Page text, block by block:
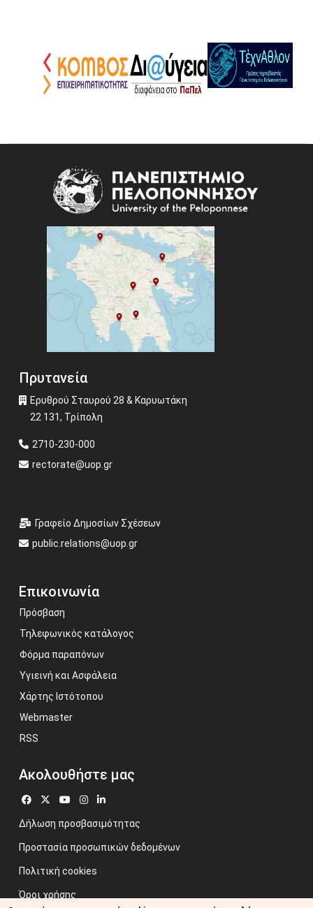
Πρυτανεία
Ερυθρού Σταυρού 28 & Καρυωτάκη
22 131, Τρίπολη
2710-230-000
rectorate@uop.gr
Γραφείο Δημοσίων Σχέσεων
public.relations@uop.gr
Επικοινωνία
Πρόσβαση
Τηλεφωνικός κατάλογος
Φόρμα παραπόνων
Υγιεινή και Ασφάλεια
Χάρτης Ιστότοπου
Webmaster
RSS
Ακολουθήστε μας
Δήλωση προσβασιμότητας
Προστασία προσωπικών δεδομένων
Πολιτική cookies
Όροι χρήσης